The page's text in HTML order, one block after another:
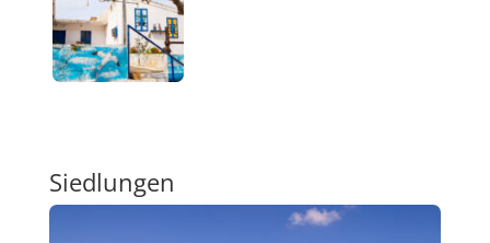
Siedlungen